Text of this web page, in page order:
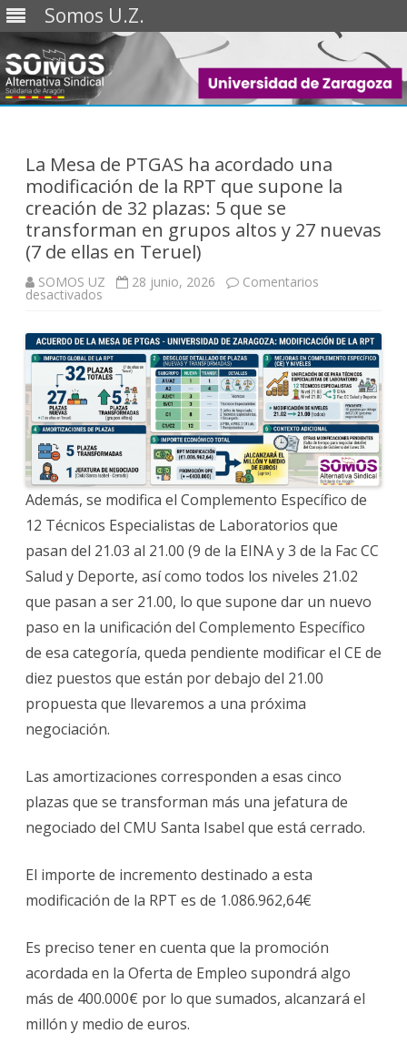
Somos U.Z.
Saltar
La Mesa de PTGAS ha acordado una
modificación de la RPT que supone la
creación de 32 plazas: 5 que se
transforman en grupos altos y 27 nuevas
(7 de ellas en Teruel)
SOMOS UZ 28 junio, 2026 Comentarios
desactivados
de
PTGAS
ha
acordado
una
modificación
de
la
RPT
supone
la
creación
de
32
plazas:
5
que
se
transforman
en
grupos
altos
y
27
nuevas
(7
de
ellas
en
Teruel)
Además, se modifica el Complemento Específico de
12 Técnicos Especialistas de Laboratorios que
pasan del 21.03 al 21.00 (9 de la EINA y 3 de la Fac CC
Salud y Deporte, así como todos los niveles 21.02
que pasan a ser 21.00, lo que supone dar un nuevo
paso en la unificación del Complemento Específico
de esa categoría, queda pendiente modificar el CE de
diez puestos que están por debajo del 21.00
propuesta que llevaremos a una próxima
negociación.
Las amortizaciones corresponden a esas cinco
plazas que se transforman más una jefatura de
negociado del CMU Santa Isabel que está cerrado.
El importe de incremento destinado a esta
modificación de la RPT es de 1.086.962,64€
Es preciso tener en cuenta que la promoción
acordada en la Oferta de Empleo supondrá algo
más de 400.000€ por lo que sumados, alcanzará el
millón y medio de euros.